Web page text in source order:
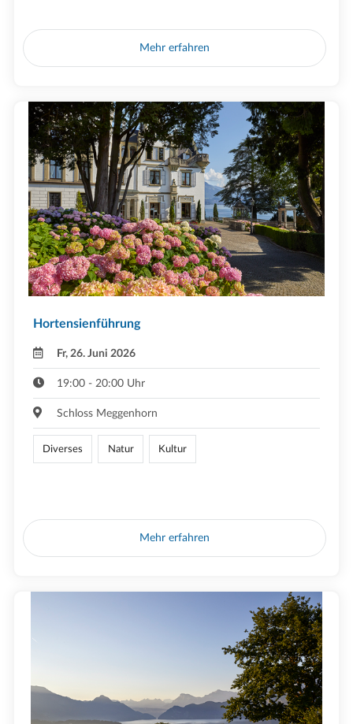
Mehr erfahren
Hortensienführung
Fr, 26. Juni 2026
19:00 - 20:00 Uhr
Schloss Meggenhorn
Diverses Natur Kultur
Mehr erfahren